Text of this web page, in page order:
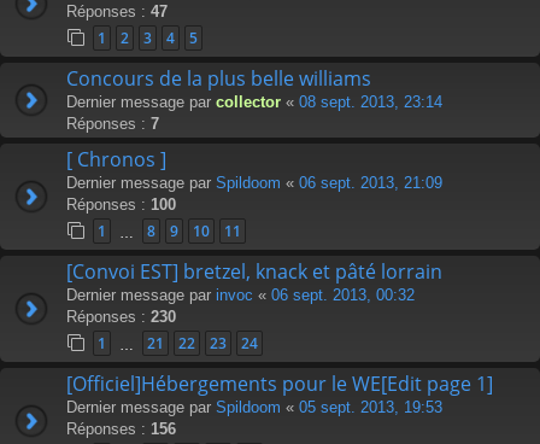
Réponses : 47
1 2 3 4 5
Concours de la plus belle williams
Dernier message par collector « 08 sept. 2013, 23:14
Réponses : 7
[ Chronos ]
Dernier message par Spildoom « 06 sept. 2013, 21:09
Réponses : 100
1 8 9 10 11
[Convoi EST] bretzel, knack et pâté lorrain
Dernier message par invoc « 06 sept. 2013, 00:32
Réponses : 230
1 21 22 23 24
[Officiel]Hébergements pour le WE[Edit page 1]
Dernier message par Spildoom « 05 sept. 2013, 19:53
Réponses : 156